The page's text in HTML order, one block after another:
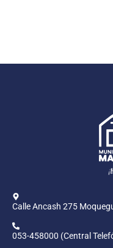
Calle Ancash 275
053-458000 (Central